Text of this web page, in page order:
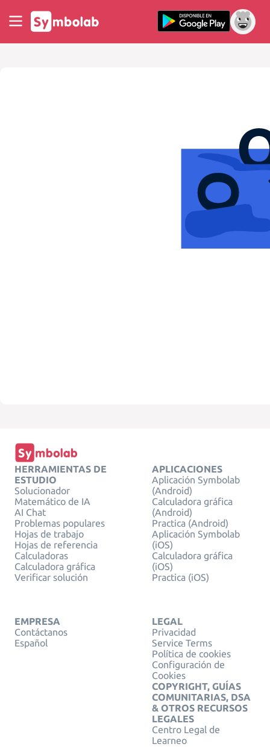
HERRAMIENTAS DE
ESTUDIO
Solucionador
Matemático de IA
AI Chat
Problemas populares
Hojas de trabajo
Hojas de referencia
Calculadoras
Calculadora gráfica
Verificar solución
APLICACIONES
Aplicación Symbolab
(Android)
Calculadora gráfica
(Android)
Practica (Android)
Aplicación Symbolab
(iOS)
Calculadora gráfica
(iOS)
Practica (iOS)
EMPRESA
Contáctanos
Español
LEGAL
Privacidad
Service Terms
Política de cookies
Configuración de
Cookies
COPYRIGHT, GUÍAS
COMUNITARIAS, DSA
& OTROS RECURSOS
LEGALES
Centro Legal de
Learneo